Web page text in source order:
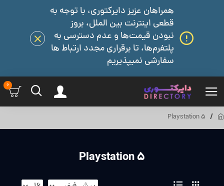
همراهان عزیز دایرکتوری، با توجه به
قطعی اینترنت بین الملل، بروز
نبودن قیمت‌ها و عدم دسترسی به
پلتفرم‌ها، تا برقراری مجدد ارتباط ها
سفارشی نمیپذیریم
0
Playstation 5
Playstation 5